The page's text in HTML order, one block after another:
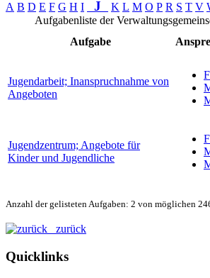
A B D E F G H I J K L M O P R S T V
Aufgabenliste der
Aufgabe
Jugendarbeit; Inanspruchnahme von
Angeboten
Jugendzentrum; Angebote für
Kinder und Jugendliche
Anzahl der gelisteten Aufgaben: 2 von möglichen
zurück
Quicklinks